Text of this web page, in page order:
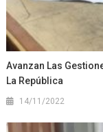
Avanzan Las
La República
14/11/2022